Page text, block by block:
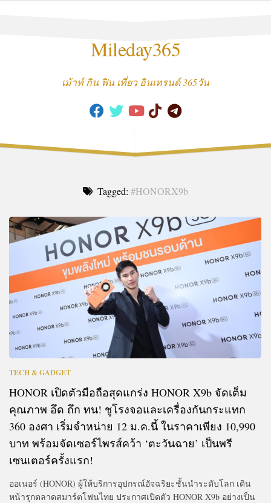
Mileday365
เม้าท์ กิน ฟิน เที่ยว อินเทรนด์ 365วัน
Tagged: #HONORX9b
TECH & GADGET
HONOR เปิดตัวมือถือสุดแกร่ง HONOR X9b จัดเต็ม
คุณภาพ อึด ถึก ทน! ชูโรงจอและเครื่องกันกระแทก
360 องศา เริ่มจำหน่าย 12 ม.ค.นี้ ในราคาเพียง 10,990
บาท พร้อมจัดเซอร์ไพรส์คว้า ‘ตะวันฉาย’ เป็นพรี
เซนเตอร์ครั้งแรก!
ออเนอร์ (HONOR) ผู้ให้บริการอุปกรณ์อัจฉริยะชั้นนำระดับโลก เดิน
หน้ารุกตลาดสมาร์ตโฟนไทย ประกาศเปิดตัว HONOR X9b อย่างเป็น